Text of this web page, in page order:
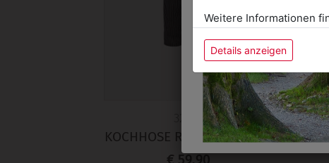
KOCHHOSE RUNDUMGUMMI
Weitere Informationen
Details anzeigen